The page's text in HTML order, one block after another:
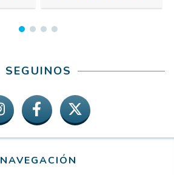
SEGUINOS
NAVEGACIÓN